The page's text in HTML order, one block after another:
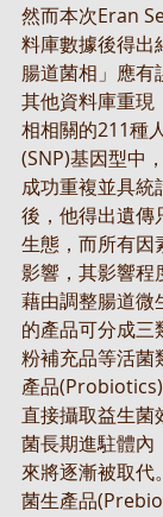
然而本次Eran
料庫數據後得出
腸道菌相」應有
其他資料庫重現
相相關的211種
(SNP)基因型中
成功重複並具統
後，他得出遺傳
生態，而所有因
影響，其影響程
藉由調整腸道微
的產品可分成三
粉補充品等活菌
產品
直接攝取益生菌
菌長期進駐體
來將逐漸被取代
菌生產品